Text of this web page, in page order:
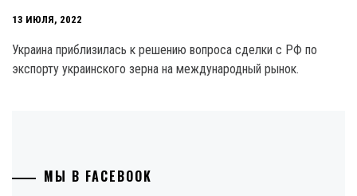
13 ИЮЛЯ, 2022
Украина приблизилась к решению вопроса сделки с РФ по
экспорту украинского зерна на международный рынок.
МЫ В FACEBOOK